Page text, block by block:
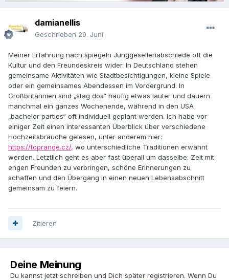
damianellis
Geschrieben 29. Juni
Meiner Erfahrung nach spiegeln Junggesellenabschiede oft die
Kultur und den Freundeskreis wider. In Deutschland stehen
gemeinsame Aktivitäten wie Stadtbesichtigungen, kleine Spiele
oder ein gemeinsames Abendessen im Vordergrund. In
Großbritannien sind „stag dos“ häufig etwas lauter und dauern
manchmal ein ganzes Wochenende, während in den USA
„bachelor parties“ oft individuell geplant werden. Ich habe vor
einiger Zeit einen interessanten Überblick über verschiedene
Hochzeitsbräuche gelesen, unter anderem hier:
https://toprange.cz/, wo unterschiedliche Traditionen erwähnt
werden. Letztlich geht es aber fast überall um dasselbe: Zeit mit
engen Freunden zu verbringen, schöne Erinnerungen zu
schaffen und den Übergang in einen neuen Lebensabschnitt
gemeinsam zu feiern.
Zitieren
Deine Meinung
Du kannst jetzt schreiben und Dich später registrieren. Wenn Du